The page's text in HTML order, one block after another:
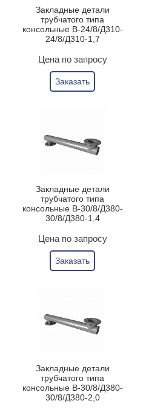
Закладные детали
трубчатого типа
консольные В-24/8/Д310-
24/8/Д310-1,7
Цена по запросу
Заказать
Закладные детали
трубчатого типа
консольные В-30/8/Д380-
30/8/Д380-1,4
Цена по запросу
Заказать
Закладные детали
трубчатого типа
консольные В-30/8/Д380-
30/8/Д380-2,0